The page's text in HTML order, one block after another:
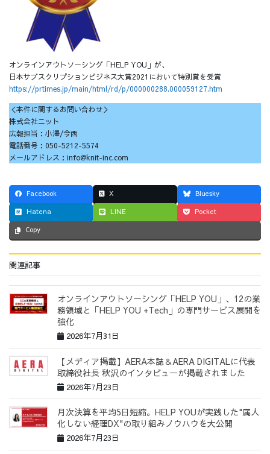
オンラインアウトソーシング「HELP YOU」が、
日本サブスクリプションビジネス大賞2021において特別賞を受賞
https://prtimes.jp/main/html/rd/p/000000288.000059127.htm
＜本件に関するお問い合わせ＞
株式会社ニット
広報担当：小澤/今西
電話番号：050-5212-5574
メールアドレス：info@knit-inc.com
Facebook X
Bluesky
Hatena
LINE Pocket
Copy
関連記事
オンラインアウトソーシング「HELP YOU」、12の業
務領域と「HELP YOU +Tech」の専門サービス展開を
強化
2026年7月31日
【メディア掲載】AERA本誌＆AERA DIGITALに代表
取締役社長 秋沢のインタビューが掲載されました
2026年7月23日
月次決算を平均5日短縮。HELP YOUが実践した"属人
化しない経理DX"の取り組みノウハウを大公開
2026年7月23日